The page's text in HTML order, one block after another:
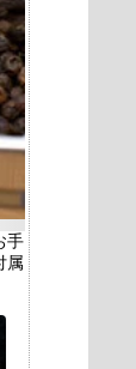
手
属